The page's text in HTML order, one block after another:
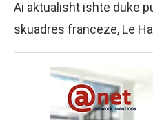
Ai aktualisht ishte duke
skuadrës franceze, Le